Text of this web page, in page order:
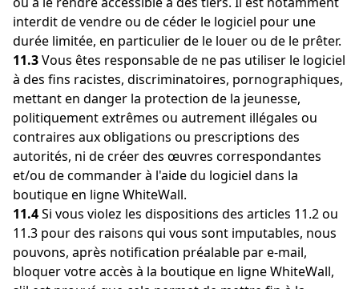
interdit de vendre ou de céder le logiciel pour une
durée limitée, en particulier de le louer ou de le prêter.
11.3Vous êtes responsable de ne pas utiliser le logiciel
à des fins racistes, discriminatoires, pornographiques,
mettant en danger la protection de la jeunesse,
politiquement extrêmes ou autrement illégales ou
contraires aux obligations ou prescriptions des
autorités, ni de créer des œuvres correspondantes
et/ou de commander à l'aide du logiciel dans la
boutique en ligne WhiteWall.
11.4Si vous violez les dispositions des articles 11.2 ou
11.3 pour des raisons qui vous sont imputables, nous
pouvons, après notification préalable par e-mail,
bloquer votre accès à la boutique en ligne WhiteWall,